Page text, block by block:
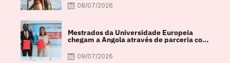
08/07/2026
Mestrados da Universidade Europeia
chegam a Angola através de parceria com
a FACUL
09/07/2026